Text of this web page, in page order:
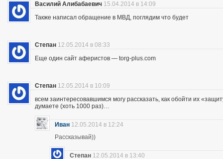
Василий Алибабаевич 15.04.2014 в 14:09
Также написал обращение в МВД, поглядим что будет
Степан 12.05.2014 в 08:33
Еще один сайт аферистов — torg-plus.com
Степан 12.05.2014 в 10:09
всем заинтересовавшимся могу рассказать, как обойти их
думаете (хоть 1000 раз)…
Иван 12.05.2014 в 12:24
Рассказывай))
Степан 12.05.2014 в 13:40